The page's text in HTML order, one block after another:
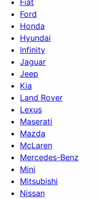
Ford
Honda
Hyundai
Infinity
Jaguar
Jeep
Kia
Land Rover
Lexus
Maserati
Mazda
McLaren
Mercedes-Benz
Mini
Mitsubishi
Nissan